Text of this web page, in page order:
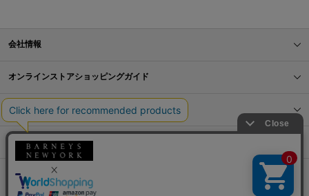
会社情報
オンラインストアショッピングガイド
店舗情報
サービス